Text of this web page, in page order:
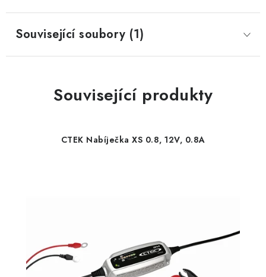
Související soubory (1)
Související produkty
CTEK Nabíječka XS 0.8, 12V, 0.8A